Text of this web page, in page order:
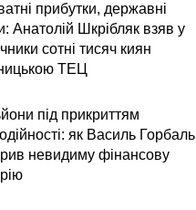
прибутки, державні
Анатолій Шкрібляк взяв у
сотні тисяч киян
ТЕЦ
під прикриттям
як Василь Горбаль
невидиму фінансову